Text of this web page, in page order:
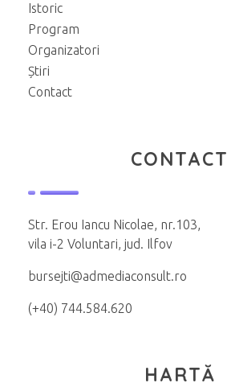
Istoric
Program
Organizatori
Știri
Contact
CONTACT
Str. Erou Iancu Nicolae, nr.103,
vila i-2 Voluntari, jud. Ilfov
bursejti@admediaconsult.ro
(+40) 744.584.620
HARTĂ